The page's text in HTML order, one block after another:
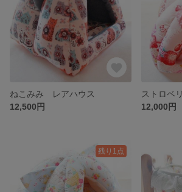
ねこみみ レアハウス
12,500円
ストロベ
12,000円
残り1点